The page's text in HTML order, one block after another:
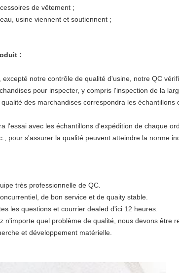
de vêtement ;
usine viennent et soutiennent ;
:
notre contrôle de qualité d'usine, notre QC
pour inspecter, y compris l'inspection de la
des marchandises correspondra les échantillons
l'essai avec les échantillons d'expédition de chaque
pour s'assurer la qualité peuvent atteindre la norme
très professionnelle de QC.
de bon service et de quaity stable.
les questions et courrier dealed d'ici 12 heures.
n'importe quel problème de qualité, nous devons être
et développement matérielle.